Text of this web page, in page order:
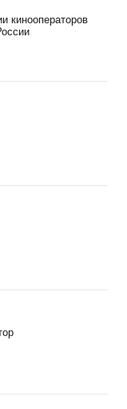
кинооператоров